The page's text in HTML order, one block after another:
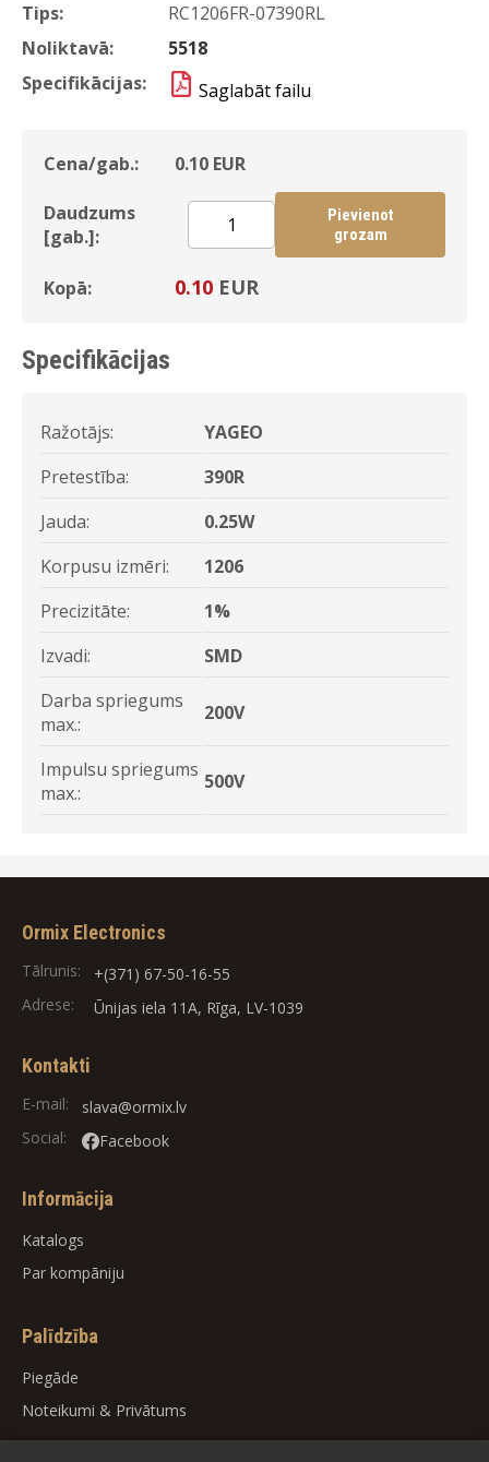
Tips:
RC1206FR-07390RL
Noliktavā:
5518
Specifikācijas:
Saglabāt failu
Cena/gab.: 0.10 EUR
Daudzums
[gab.]:
Pievienot
grozam
Kopā: 0.10 EUR
Specifikācijas
Ražotājs:
YAGEO
Pretestība:
390R
Jauda:
0.25W
Korpusu izmēri:
1206
Precizitāte:
1%
Izvadi:
SMD
Darba spriegums
max.:
200V
Impulsu spriegums
max.:
500V
Ormix Electronics
Tālrunis:
+(371) 67-50-16-55
Adrese:
Ūnijas iela 11A, Rīga, LV-1039
Kontakti
E-mail:
slava@ormix.lv
Social:
Facebook
Informācija
Katalogs
Par kompāniju
Palīdzība
Piegāde
Noteikumi & Privātums